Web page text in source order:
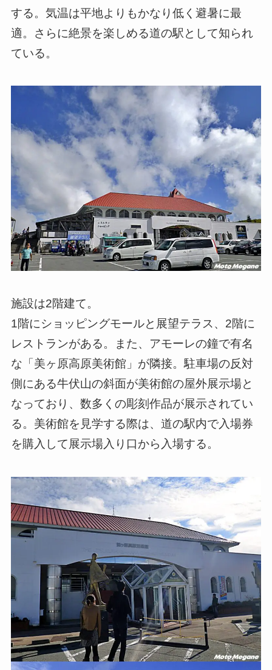
する。気温は平地よりもかなり低く避暑に最
適。さらに絶景を楽しめる道の駅として知られ
ている。
施設は2階建て。
1階にショッピングモールと展望テラス、2階に
レストランがある。また、アモーレの鐘で有名
な「美ヶ原高原美術館」が隣接。駐車場の反対
側にある牛伏山の斜面が美術館の屋外展示場と
なっており、数多くの彫刻作品が展示されてい
る。美術館を見学する際は、道の駅内で入場券
を購入して展示場入り口から入場する。